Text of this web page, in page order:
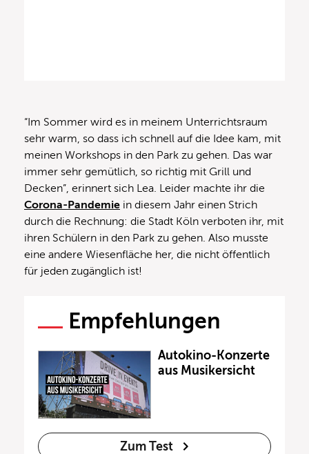
“Im Sommer wird es in meinem Unterrichtsraum
sehr warm, so dass ich schnell auf die Idee kam, mit
meinen Workshops in den Park zu gehen. Das war
immer sehr gemütlich, so richtig mit Grill und
Decken”, erinnert sich Lea. Leider machte ihr die
Corona-Pandemie in diesem Jahr einen Strich
durch die Rechnung: die Stadt Köln verboten ihr, mit
ihren Schülern in den Park zu gehen. Also musste
eine andere Wiesenfläche her, die nicht öffentlich
für jeden zugänglich ist!
Empfehlungen
Autokino-Konzerte
aus Musikersicht
Zum Test